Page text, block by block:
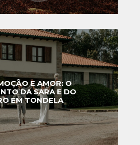
E AMOR: O
DA SARA E DO
EM TONDELA